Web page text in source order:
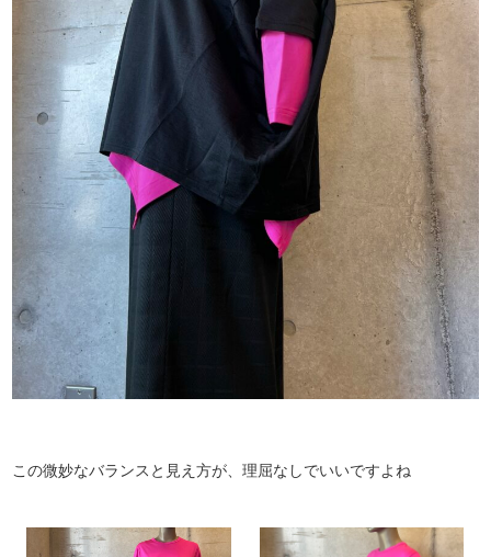
この微妙なバランスと見え方が、理屈なしでいいですよね